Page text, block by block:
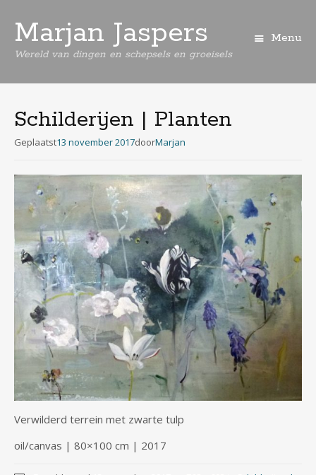
Marjan Jaspers
Wereld van dingen en schepsels en groeisels
Menu
inhoud
Schilderijen | Planten
Geplaatst13 november 2017doorMarjan
Verwilderd terrein met zwarte tulp
oil/canvas | 80×100 cm | 2017